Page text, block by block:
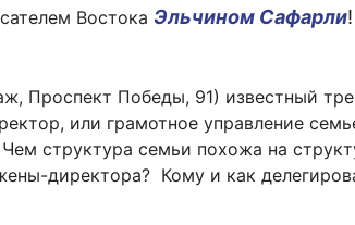
Востока Эльчином Сафарли!
Проспект Победы, 91) известный
или грамотное управление
структура семьи похожа на
директора? Кому и как